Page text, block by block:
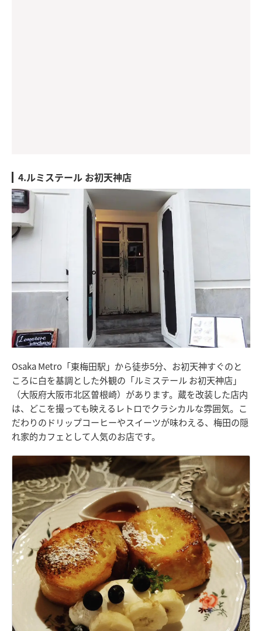
4.ルミステール お初天神店
Osaka Metro「東梅田駅」から徒歩5分、お初天神すぐのと
ころに白を基調とした外観の「ルミステール お初天神店」
（大阪府大阪市北区曽根崎）があります。蔵を改装した店内
は、どこを撮っても映えるレトロでクラシカルな雰囲気。こ
だわりのドリップコーヒーやスイーツが味わえる、梅田の隠
れ家的カフェとして人気のお店です。